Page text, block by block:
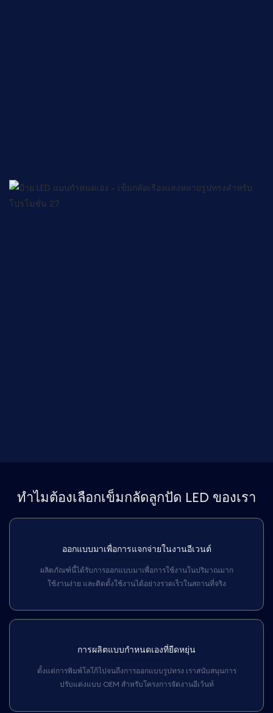
ทำไมต้องเลือกเข็มกลัดลูกปัด LED ของเรา
ออกแบบมาเพื่อการแจกจ่ายในงานอีเวนต์
ผลิตภัณฑ์นี้ได้รับการออกแบบมาเพื่อการใช้งานในปริมาณมาก
ใช้งานง่าย และติดตั้งใช้งานได้อย่างรวดเร็วในสถานที่จริง
การผลิตแบบกำหนดเองที่ยืดหยุ่น
ตั้งแต่การพิมพ์โลโก้ไปจนถึงการออกแบบรูปทรง เราสนับสนุนการ
ปรับแต่งแบบ OEM สำหรับโครงการจัดงานอีเว้นท์